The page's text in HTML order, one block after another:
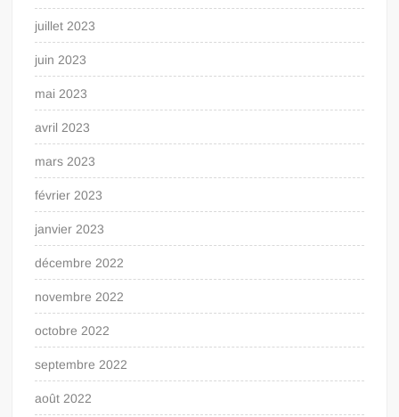
juillet 2023
juin 2023
mai 2023
avril 2023
mars 2023
février 2023
janvier 2023
décembre 2022
novembre 2022
octobre 2022
septembre 2022
août 2022